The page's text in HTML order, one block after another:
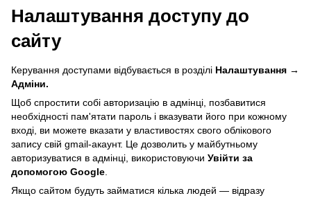
Налаштування доступу до
сайту
Керування доступами відбувається в розділі Налаштування →
Адміни.
Щоб спростити собі авторизацію в адмінці, позбавитися
необхідності пам'ятати пароль і вказувати його при кожному
вході, ви можете вказати у властивостях свого облікового
запису свій gmail-акаунт. Це дозволить у майбутньому
авторизуватися в адмінці, використовуючи Увійти за
допомогою Google.
Якщо сайтом будуть займатися кілька людей — відразу